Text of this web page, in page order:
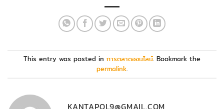
This entry was posted in การตลาดออนไลน์. Bookmark the
permalink.
KANTAPOL9@GMAIL.COM